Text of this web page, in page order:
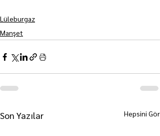
Lüleburgaz
Manşet
Son Yazılar Hepsini Gör